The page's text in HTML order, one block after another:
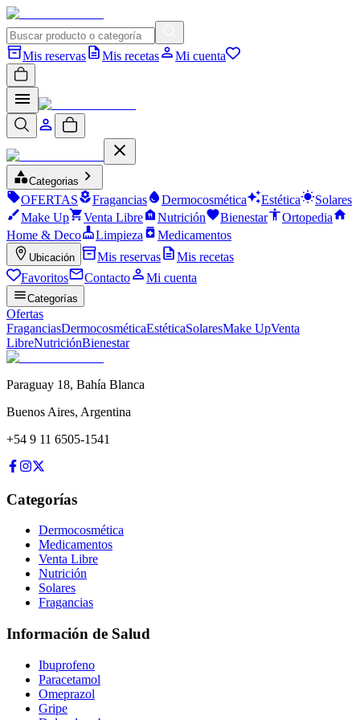
Mis reservas Mis recetas Mi cuenta
Categorias
OFERTAS Fragancias Dermocosmética Estética
Solares
Make Up
Venta Libre Nutrición Bienestar
Ortopedia
Home & Deco
Limpieza Medicamentos
Ubicación Mis reservas
Mis recetas
Favoritos
Contacto Mi cuenta
Categorías
Ofertas
FraganciasDermocosméticaEstéticaSolaresMake UpVenta
LibreNutriciónBienestar
Paraguay 18, Bahía Blanca
Buenos Aires, Argentina
+54 9 11 6505-1541
Categorías
Dermocosmética
Medicamentos
Venta Libre
Nutrición
Solares
Fragancias
Información de Salud
Ibuprofeno
Paracetamol
Omeprazol
Gripe